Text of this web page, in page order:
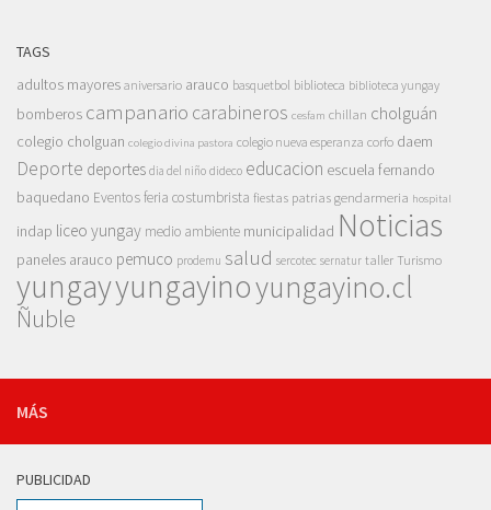
TAGS
adultos mayores aniversario arauco basquetbol biblioteca biblioteca yungay
bomberos campanario carabineros cesfam chillan cholguán
colegio cholguan colegio divina pastora colegio nueva esperanza corfo daem
Deporte deportes dia del niño dideco educacion escuela fernando
baquedano Eventosferia costumbrista fiestas patrias gendarmeria hospital
indap liceo yungay medio ambiente municipalidad Noticias
paneles arauco pemuco prodemu salud sercotec sernatur taller Turismo
yungayyungayinoyungayino.cl
Ñuble
MÁS
PUBLICIDAD